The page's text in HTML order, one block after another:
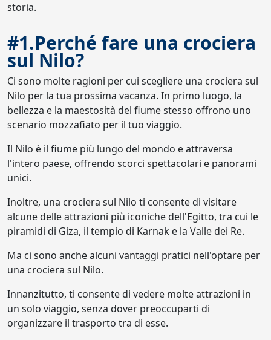
storia.
#1.Perché fare una crociera
sul Nilo?
Ci sono molte ragioni per cui scegliere una crociera sul
Nilo per la tua prossima vacanza. In primo luogo, la
bellezza e la maestosità del fiume stesso offrono uno
scenario mozzafiato per il tuo viaggio.
Il Nilo è il fiume più lungo del mondo e attraversa
l'intero paese, offrendo scorci spettacolari e panorami
unici.
Inoltre, una crociera sul Nilo ti consente di visitare
alcune delle attrazioni più iconiche dell'Egitto, tra cui le
piramidi di Giza, il tempio di Karnak e la Valle dei Re.
Ma ci sono anche alcuni vantaggi pratici nell'optare per
una crociera sul Nilo.
Innanzitutto, ti consente di vedere molte attrazioni in
un solo viaggio, senza dover preoccuparti di
organizzare il trasporto tra di esse.